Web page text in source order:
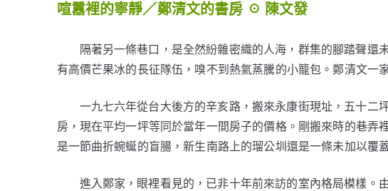
喧囂裡的寧靜／鄭清文的書房 ☉ 陳文發
隔著另一條巷口，是全然紛雜密織的人海，群集的腳踏聲還
有高價芒果冰的長征隊伍，嗅不到熱氣蒸騰的小籠包。鄭清文一
一九七六年從台大後方的辛亥路，搬來永康街現址，五十二
房，現在平均一坪等同於當年一間房子的價格。剛搬來時的巷弄
是一節曲折蜿蜒的盲腸，新生南路上的瑠公圳還是一條未加以覆
進入鄭家，眼裡看見的，已非十年前來訪的室內格局模樣。